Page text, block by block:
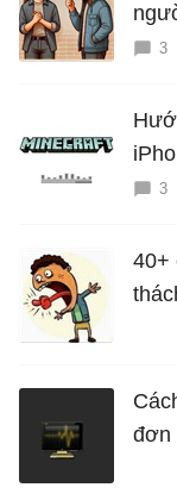
3
3
40+
đơn